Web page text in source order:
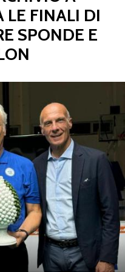
LE FINALI DI
SPONDE E